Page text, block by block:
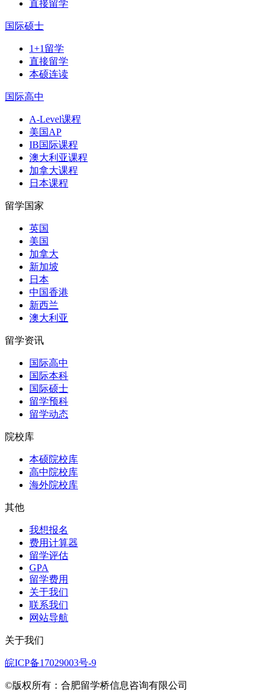
直接留学
国际硕士
1+1留学
直接留学
本硕连读
国际高中
A-Level课程
美国AP
IB国际课程
澳大利亚课程
加拿大课程
日本课程
留学国家
英国
美国
加拿大
新加坡
日本
中国香港
新西兰
澳大利亚
留学资讯
国际高中
国际本科
国际硕士
留学预科
留学动态
院校库
本硕院校库
高中院校库
海外院校库
其他
我想报名
费用计算器
留学评估
GPA
留学费用
关于我们
联系我们
网站导航
关于我们
皖ICP备17029003号-9
©版权所有：合肥留学桥信息咨询有限公司